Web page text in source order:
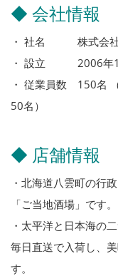
◆ 会社情報
・ 社名 株式会社
・ 設立 2006年
・ 従業員数 150名
50名）
◆ 店舗情報
・北海道八雲町の行
「ご当地酒場」です。
・太平洋と日本海の
毎日直送で入荷し、
す。